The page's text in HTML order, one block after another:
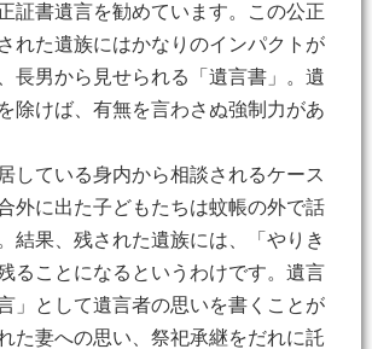
証書遺言を勧めています。この公正
れた遺族にはかなりのインパクトが
長男から見せられる「遺言書」。遺
除けば、有無を言わさぬ強制力があ
している身内から相談されるケース
外に出た子どもたちは蚊帳の外で話
結果、残された遺族には、「やりき
ることになるというわけです。遺言
」として遺言者の思いを書くことが
た妻への思い、祭祀承継をだれに託